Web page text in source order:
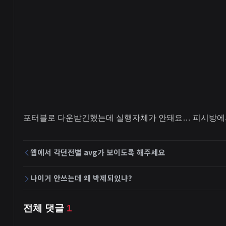
포터블로 다운받긴했는데 실행자체가 안돼요… 피시방
웹에서 각던전별 avg가 보이도록 해주세요
나이거 안쓰는데 왜 박제되있냐?
전체 댓글 1